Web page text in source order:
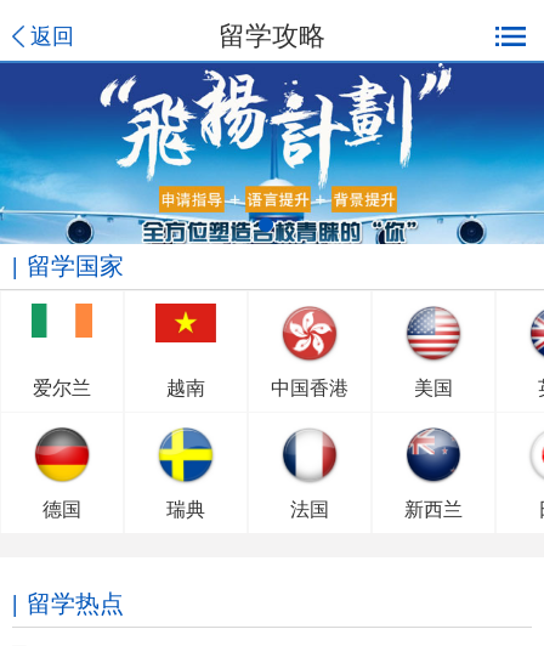
返回 留学攻略
留学国家
爱尔兰 越南 中国香港 美国
德国 瑞典 法国 新西兰
留学热点